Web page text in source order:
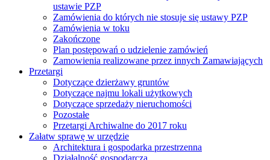
ustawie PZP
Zamówienia do których nie stosuje się ustawy PZP
Zamówienia w toku
Zakończone
Plan postępowań o udzielenie zamówień
Zamowienia realizowane przez innych Zamawiających
Przetargi
Dotyczące dzierżawy gruntów
Dotyczące najmu lokali użytkowych
Dotyczące sprzedaży nieruchomości
Pozostałe
Przetargi Archiwalne do 2017 roku
Załatw sprawę w urzędzie
Architektura i gospodarka przestrzenna
Działalność gospodarcza